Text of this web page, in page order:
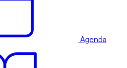
Agenda